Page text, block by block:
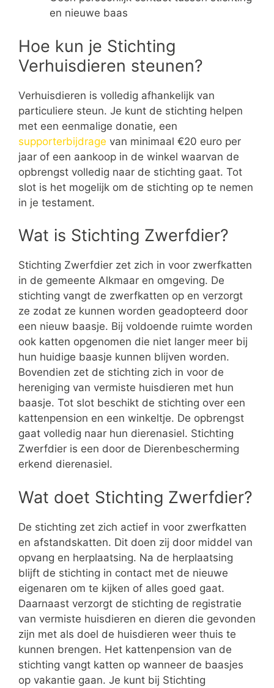
en nieuwe baas
Hoe kun je Stichting
Verhuisdieren steunen?
Verhuisdieren is volledig afhankelijk van
particuliere steun. Je kunt de stichting helpen
met een eenmalige donatie, een
supporterbijdrage van minimaal €20 euro per
jaar of een aankoop in de winkel waarvan de
opbrengst volledig naar de stichting gaat. Tot
slot is het mogelijk om de stichting op te nemen
in je testament.
Wat is Stichting Zwerfdier?
Stichting Zwerfdier zet zich in voor zwerfkatten
in de gemeente Alkmaar en omgeving. De
stichting vangt de zwerfkatten op en verzorgt
ze zodat ze kunnen worden geadopteerd door
een nieuw baasje. Bij voldoende ruimte worden
ook katten opgenomen die niet langer meer bij
hun huidige baasje kunnen blijven worden.
Bovendien zet de stichting zich in voor de
hereniging van vermiste huisdieren met hun
baasje. Tot slot beschikt de stichting over een
kattenpension en een winkeltje. De opbrengst
gaat volledig naar hun dierenasiel. Stichting
Zwerfdier is een door de Dierenbescherming
erkend dierenasiel.
Wat doet Stichting Zwerfdier?
De stichting zet zich actief in voor zwerfkatten
en afstandskatten. Dit doen zij door middel van
opvang en herplaatsing. Na de herplaatsing
blijft de stichting in contact met de nieuwe
eigenaren om te kijken of alles goed gaat.
Daarnaast verzorgt de stichting de registratie
van vermiste huisdieren en dieren die gevonden
zijn met als doel de huisdieren weer thuis te
kunnen brengen. Het kattenpension van de
stichting vangt katten op wanneer de baasjes
op vakantie gaan. Je kunt bij Stichting